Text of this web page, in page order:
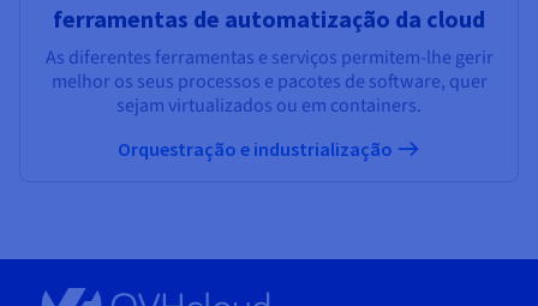
ferramentas de automatização da cloud
As diferentes ferramentas e serviços permitem-lhe gerir
melhor os seus processos e pacotes de software, quer
sejam virtualizados ou em containers.
Orquestração e industrialização